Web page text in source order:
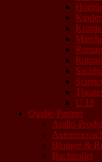
U 18
Qindie-Partner
Audio-
Blogger &
Buchtrailer